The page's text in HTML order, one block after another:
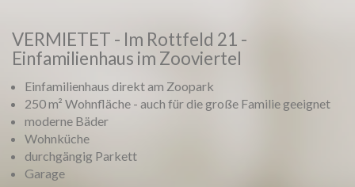
VERMIETET - Im Rottfeld 21 -
Einfamilienhaus im Zooviertel
Einfamilienhaus direkt am Zoopark
250 m² Wohnfläche - auch für die große Familie geeignet
moderne Bäder
Wohnküche
durchgängig Parkett
Garage